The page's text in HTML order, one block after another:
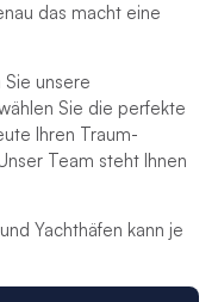
das macht eine
unsere
Sie die perfekte
Ihren Traum-
Team steht Ihnen
Yachthäfen kann je